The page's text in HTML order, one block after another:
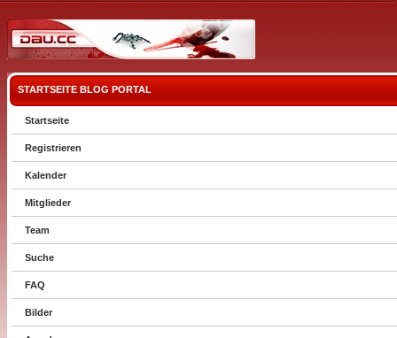
STARTSEITE BLOG PORTAL
Startseite
Registrieren
Kalender
Mitglieder
Team
Suche
FAQ
Bilder